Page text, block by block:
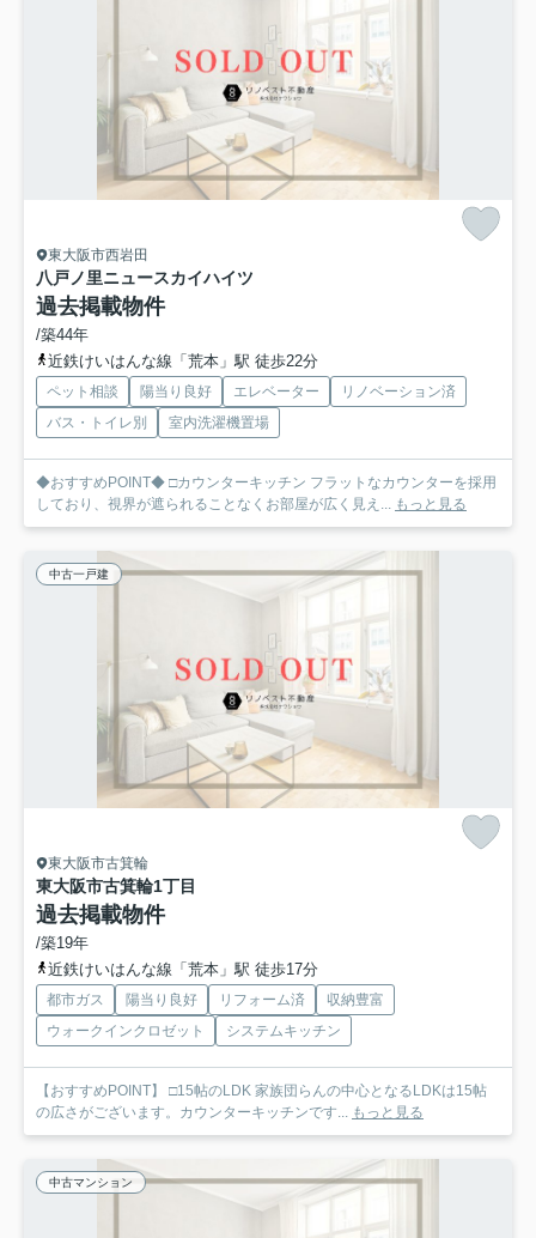
東大阪市西岩田
八戸ノ里ニュースカイハイツ
過去掲載物件
/築44年
近鉄けいはんな線「荒本」駅 徒歩22分
ペット相談 陽当り良好 エレベーター
リノベーション済
バス・トイレ別
室内洗濯機置場
◆おすすめPOINT◆ □カウンターキッチン フラットなカウンターを採用
しており、視界が遮られることなくお部屋が広く見え... もっと見る
中古一戸建
東大阪市古箕輪
東大阪市古箕輪1丁目
過去掲載物件
/築19年
近鉄けいはんな線「荒本」駅 徒歩17分
都市ガス 陽当り良好 リフォーム済
収納豊富
ウォークインクロゼット
システムキッチン
【おすすめPOINT】 □15帖のLDK 家族団らんの中心となるLDKは15帖
の広さがございます。カウンターキッチンです... もっと見る
中古マンション